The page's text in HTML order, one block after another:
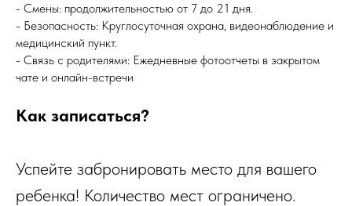
- Смены: продолжительностью от 7 до 21 дня.
- Безопасность: Круглосуточная охрана, видеонаблюдение и
медицинский пункт.
- Связь с родителями: Ежедневные фотоотчеты в закрытом
чате и онлайн-встречи
Как записаться?
Успейте забронировать место для вашего
ребенка! Количество мест ограничено.